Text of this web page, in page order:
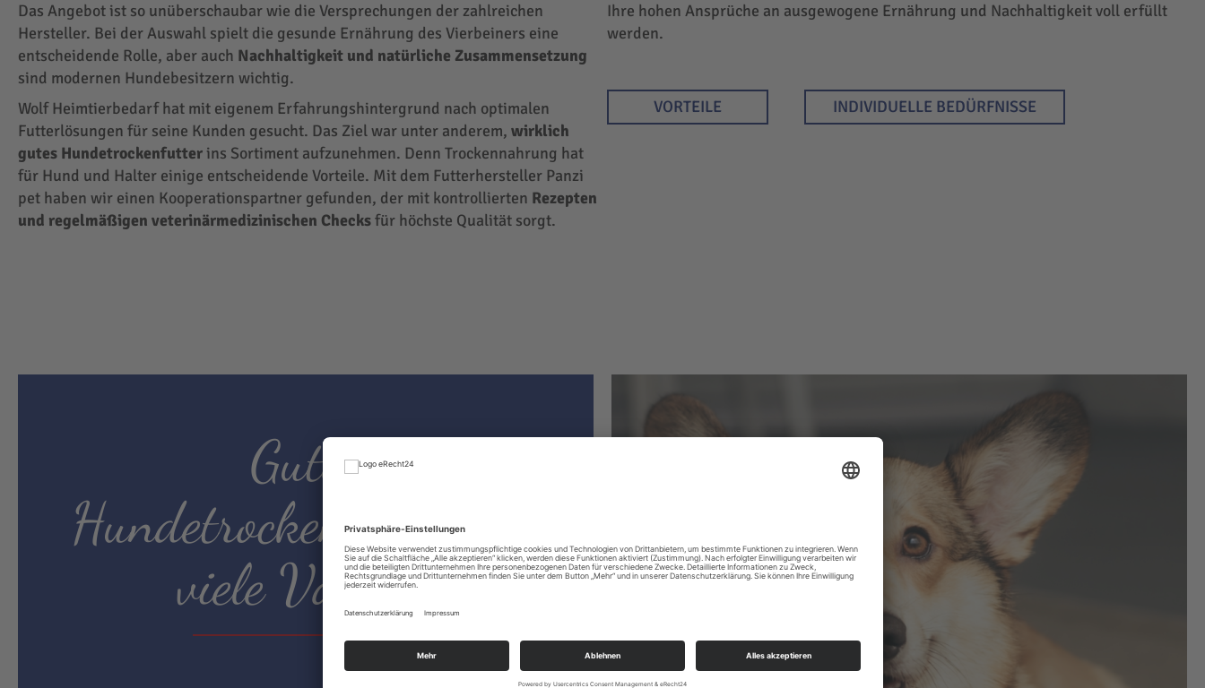
Das Angebot ist so unüberschaubar wie die Versprechungen der zahlreichen
Hersteller. Bei der Auswahl spielt die gesunde Ernährung des Vierbeiners eine
entscheidende Rolle, aber auch Nachhaltigkeit und natürliche Zusammensetzung
sind modernen Hundebesitzern wichtig.
Wolf Heimtierbedarf hat mit eigenem Erfahrungshintergrund nach optimalen
Futterlösungen für seine Kunden gesucht. Das Ziel war unter anderem, wirklich
gutes Hundetrockenfutter ins Sortiment aufzunehmen. Denn Trockennahrung hat
für Hund und Halter einige entscheidende Vorteile. Mit dem Futterhersteller Panzi
pet haben wir einen Kooperationspartner gefunden, der mit kontrollierten Rezepten
und regelmäßigen veterinärmedizinischen Checksfür höchste Qualität sorgt.
Ihre hohen Ansprüche an ausgewogene Ernährung und Nachhaltigkeit voll erfüllt
werden.
VORTEILE INDIVIDUELLE BEDÜRFNISSE
Gutes
Hundetrockenfutter hat
viele Vorteile